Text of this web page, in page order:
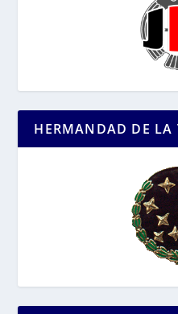
HERMANDAD DE LA